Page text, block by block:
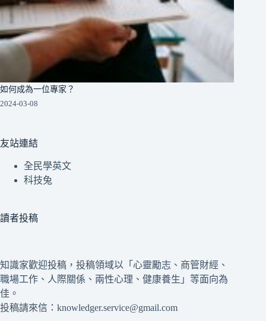
如何成為一位專家？
2024-03-08
友站連結
全民學英文
科技兔
讀者投稿
知識家歡迎投稿，投稿領域以「心靈勵志、商管財經、
職場工作、人際關係、兩性心理、健康養生」等面向為
佳。
投稿請來信：knowledger.service@gmail.com